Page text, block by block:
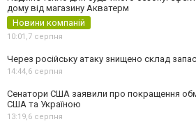
дому від магазину Акватерм
Новини компаній
10:01,7 серпня
Через російську атаку знищено склад
14:44,6 серпня
Сенатори США заявили про покращення
США та Україною
13:19,6 серпня